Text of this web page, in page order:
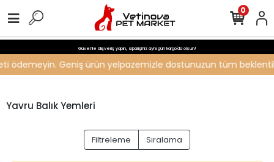
Güvenle alışveriş yapın, siparişiniz aynı gün kargo'da olsun!
ödemeyin. Geniş ürün yelpazemizle dostunuzun tüm
0
Yavru Balık Yemleri
Filtreleme Sıralama